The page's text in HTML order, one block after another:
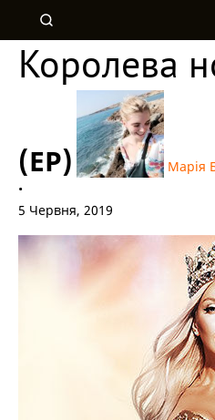
Королева
(EP)
Марія
•
5 Червня, 2019